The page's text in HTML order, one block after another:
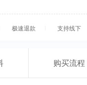
极速退款 支持线下
购买流程